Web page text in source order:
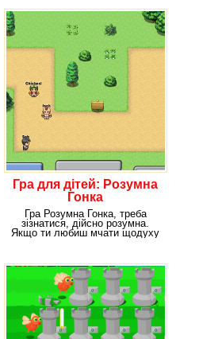
Гра для дітей: Розумна
Гонка
Гра Розумна Гонка, треба
зізнатися, дійсно розумна.
Якщо ти любиш мчати щодуху